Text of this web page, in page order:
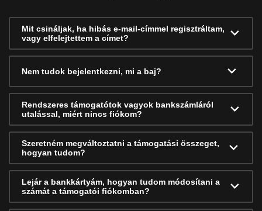
Mit csináljak, ha hibás e-mail-címmel regisztráltam,
vagy elfelejtettem a címet?
Nem tudok bejelentkezni, mi a baj?
Rendszeres támogatótok vagyok bankszámláról
utalással, miért nincs fiókom?
Szeretném megváltoztatni a támogatási összeget,
hogyan tudom?
Lejár a bankkártyám, hogyan tudom módosítani a
számát a támogatói fiókomban?